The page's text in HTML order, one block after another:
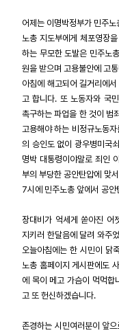
어제는 이명박정부가 민주
노총 지도부에게 체포영장
하는 무모한 도발은 민주노
원을 받으며 고용불안에 고
아침에 해고되어 길거리에
고 합니다. 또 노동자와 국
촉구하는 파업을 한 것이 범
고용해야 하는 비정규노동
의 승인도 없이 광우병미국
명박 대통령이야말로 죄인
부의 부당한 공안탄압에 맞
7시에 민주노총 앞에서 공
장대비가 억세게 쏟아진 어
지키러 한달음에 달려 와주
오늘아침에는 한 시민이 닭
노총 홈페이지 게시판에도
에 목이 메고 가슴이 먹먹합
고 또 헌신하겠습니다.
존경하는 시민여러분이 앞